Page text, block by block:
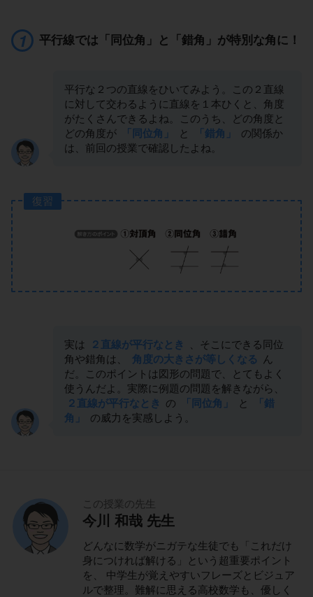
平行線では「同位角」と「錯角」が特別な角に！
平行な２つの直線をひいてみよう。この２直線
に対して交わるように直線を１本ひくと、角度
がたくさんできるよね。このうち、どの角度と
どの角度が
「同位角」 と 「錯角」
の関係か
は、前回の授業で確認したよね。
復習
実は ２直線が平行なとき
、そこにできる同位
角や錯角は、
角度の大きさが等しくなる
ん
だ。このポイントは図形の問題で、とてもよく
使うんだよ。実際に例題の問題を解きながら、
２直線が平行なとき
の 「同位角」 と
「錯
角」
の威力を実感しよう。
この授業の先生
今川 和哉 先生
どんなに数学がニガテな生徒でも「これだけ
身につければ解ける」という超重要ポイント
を、 中学生が覚えやすいフレーズとビジュア
ルで整理。難解に思える高校数学も、優しく